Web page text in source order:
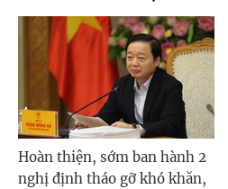
Hoàn thiện, sớm ban hành 2
nghị định tháo gỡ khó khăn,